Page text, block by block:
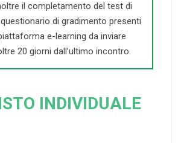
il completamento del test di
di gradimento presenti
e-learning da inviare
20 giorni dall’ultimo incontro.
INDIVIDUALE